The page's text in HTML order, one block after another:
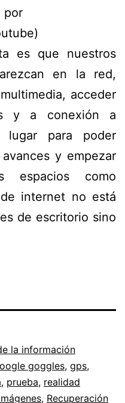
por
es que nuestros
en la red,
acceder
y a conexión a
lugar para poder
y empezar
espacios como
internet no está
de escritorio sino
la información
goggles, gps,
, prueba, realidad
, Recuperación